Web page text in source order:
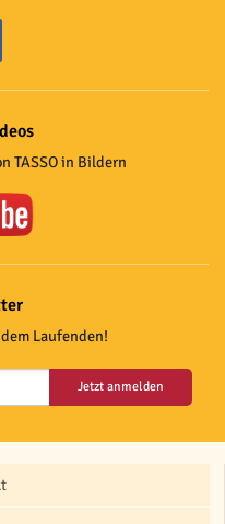
TASSO in Bildern
Laufenden!
Jetzt anmelden